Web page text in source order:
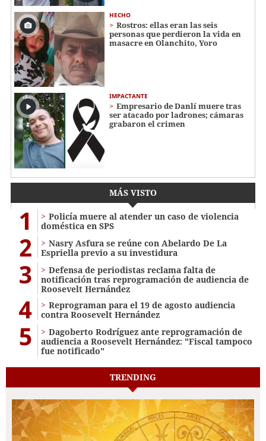
HECHO
Rostros: ellas eran las seis
personas que perdieron la vida en
masacre en Olanchito, Yoro
IMPACTANTE
Empresario de Danlí muere tras
ser atacado por ladrones; cámaras
grabaron el crimen
MÁS VISTO
1
Policía muere al atender un caso de violencia
doméstica en SPS
2
Nasry Asfura se reúne con Abelardo De La
Espriella previo a su investidura
3
Defensa de periodistas reclama falta de
notificación tras reprogramación de audiencia de
Roosevelt Hernández
4
Reprograman para el 19 de agosto audiencia
contra Roosevelt Hernández
5
Dagoberto Rodríguez ante reprogramación de
audiencia a Roosevelt Hernández: "Fiscal tampoco
fue notificado"
TRENDING